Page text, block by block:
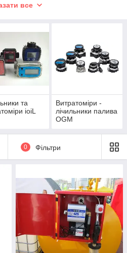
дизельного палива
відпуску палива.
колонок.
Soft-OiL).
все
та
ioiL
Витратоміри -
лічильники палива
OGM
0 Фільтри